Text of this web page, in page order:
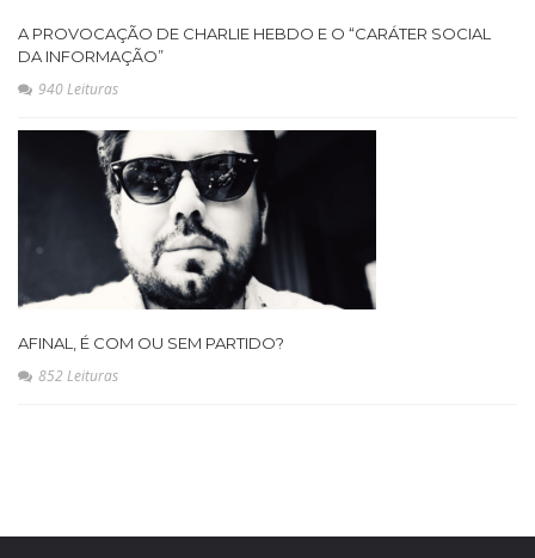
A PROVOCAÇÃO DE CHARLIE HEBDO E O “CARÁTER SOCIAL
DA INFORMAÇÃO”
940 Leituras
AFINAL, É COM OU SEM PARTIDO?
852 Leituras